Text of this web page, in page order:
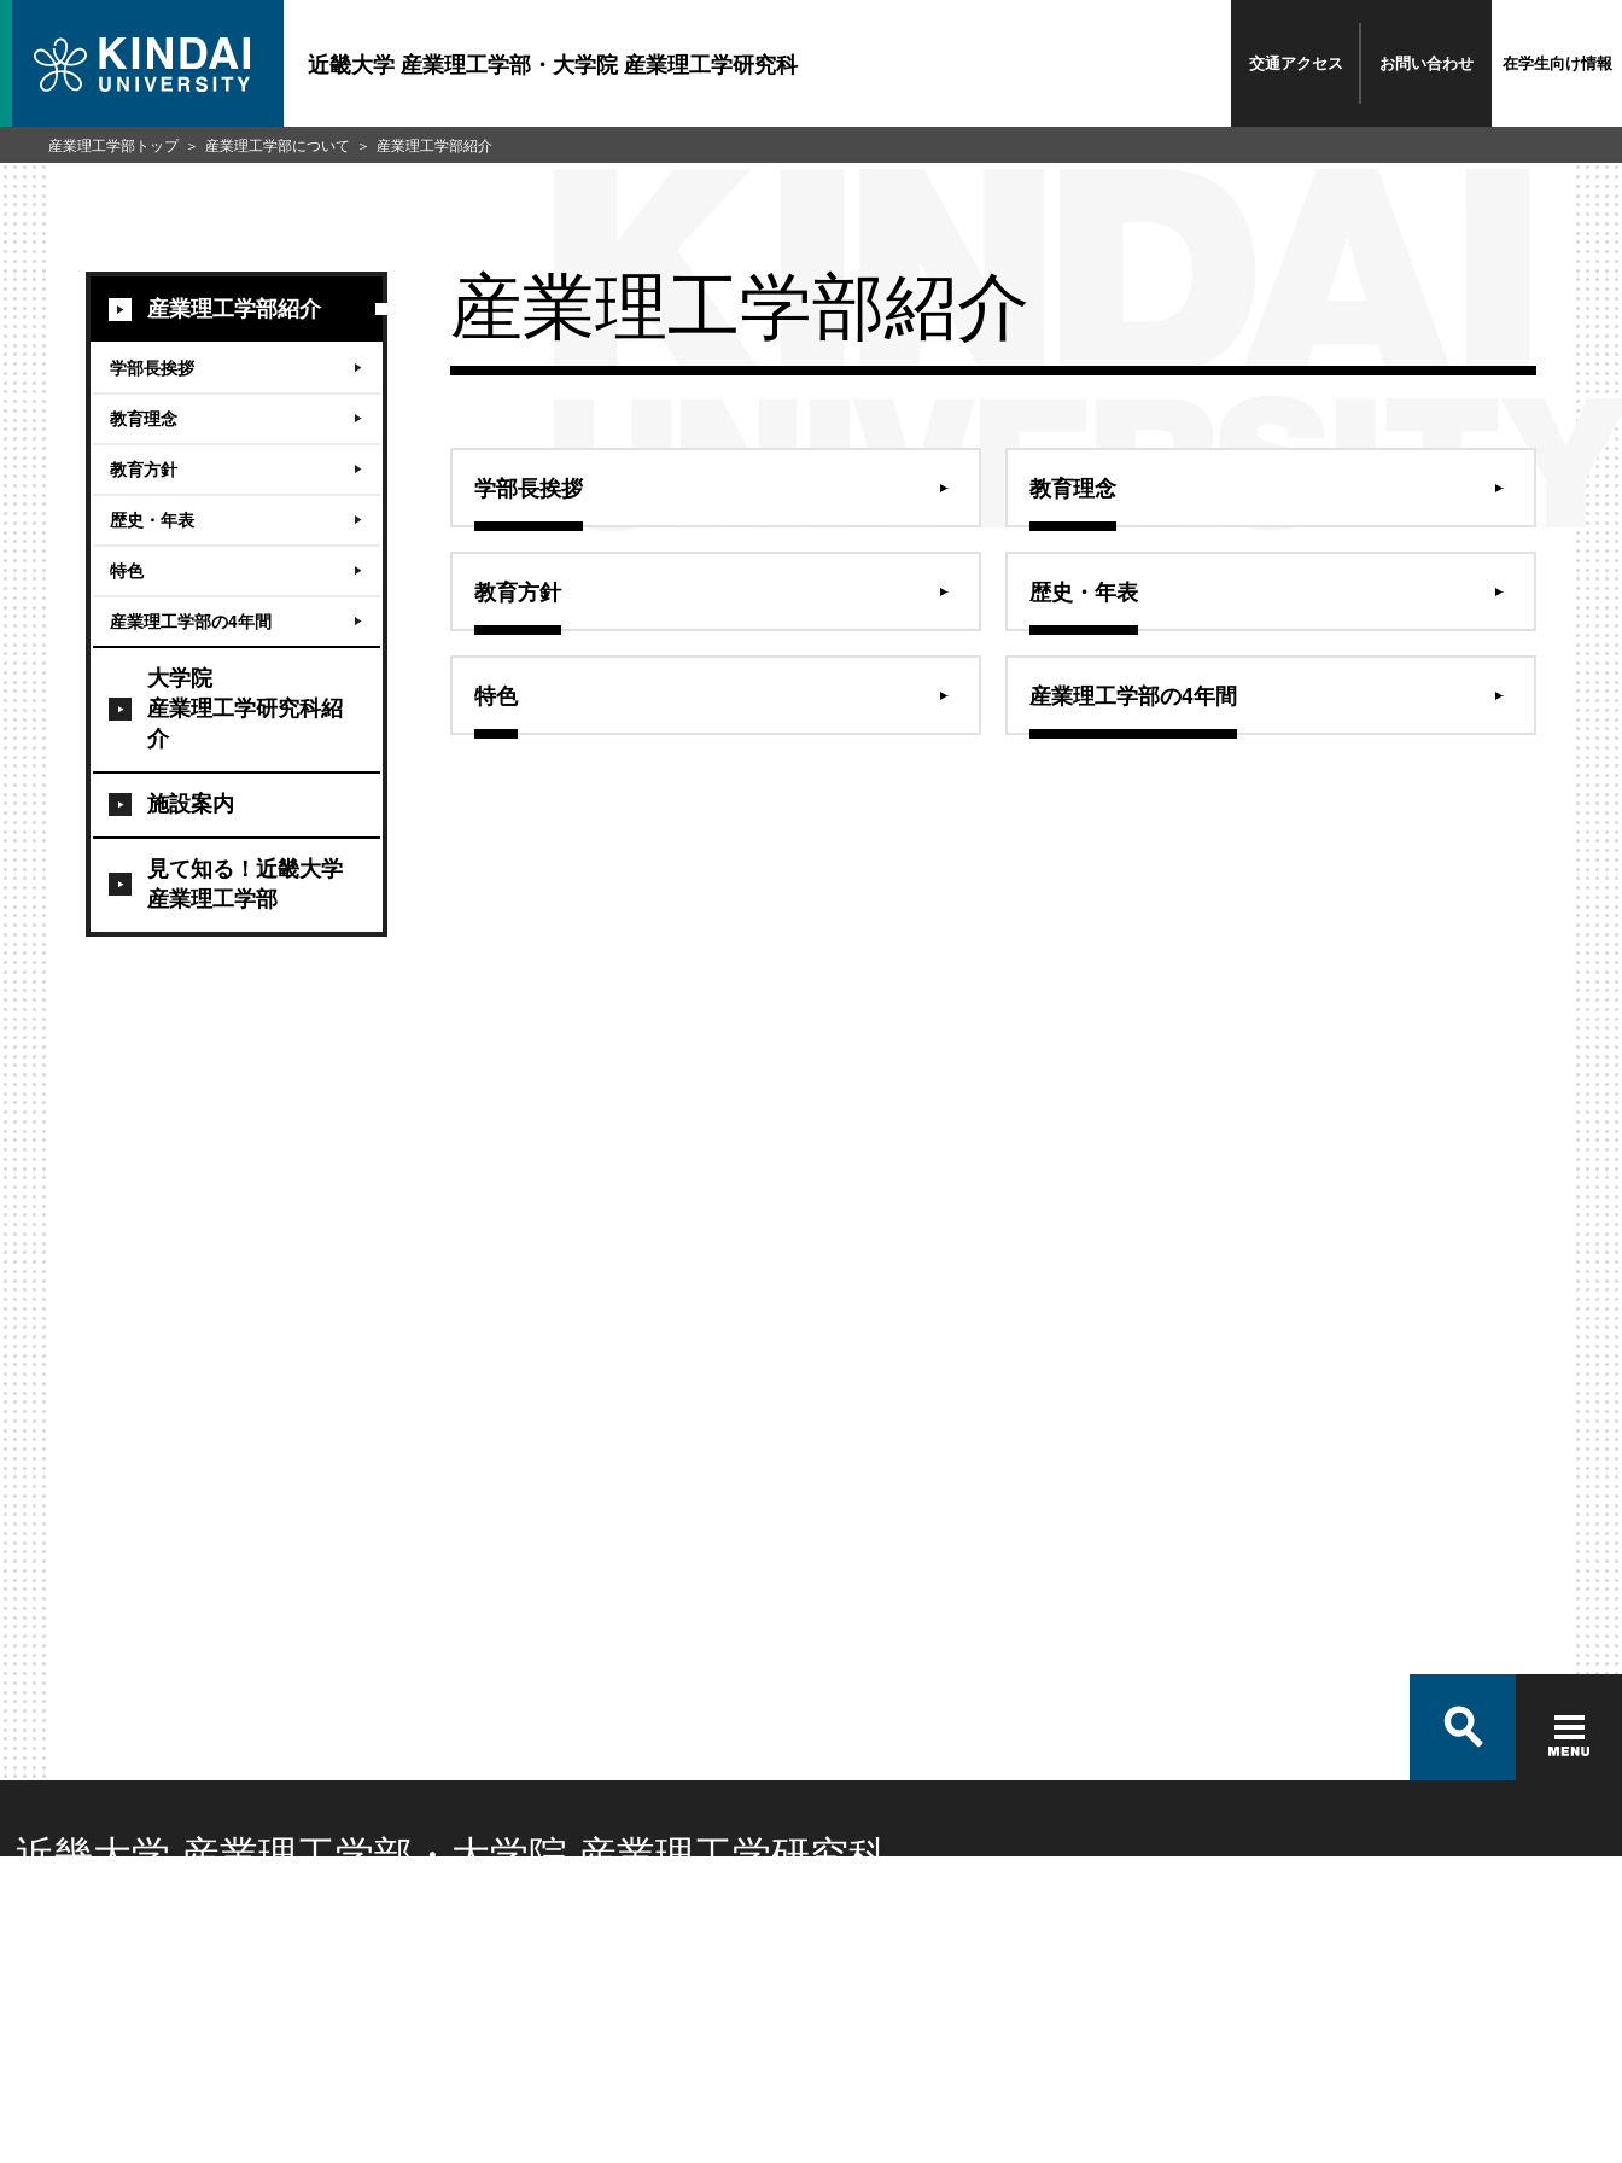
近畿大学 産業理工学部・大学院 産業理工学研究科 交通アクセス お問い合わせ 在学生向け情報
産業理工学部紹介
学部長挨拶
教育理念
教育方針
歴史・年表
特色
産業理工学部の4年間
大学院
産業理工学研究科紹
介
施設案内
見て知る！近畿大学
産業理工学部
産業理工学部紹介
学部長挨拶 教育理念
教育方針 歴史・年表
特色 産業理工学部の4年間
産業理工学部トップ 産業理工学部について 産業理工学部紹介
近畿大学 産業理工学部・大学院 産業理工学研究科